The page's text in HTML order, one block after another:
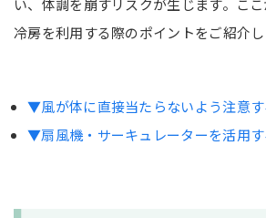
冷房を利用する際のポイントをご紹介し
▼風が体に直接当たらないよう注意す
▼扇風機・サーキュレーターを活用す